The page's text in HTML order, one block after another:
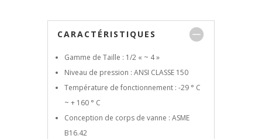
CARACTÉRISTIQUES
Gamme de Taille : 1/2 « ~ 4 »
Niveau de pression : ANSI CLASSE 150
Température de fonctionnement : -29 ° C
~ + 160 ° C
Conception de corps de vanne : ASME
B16.42